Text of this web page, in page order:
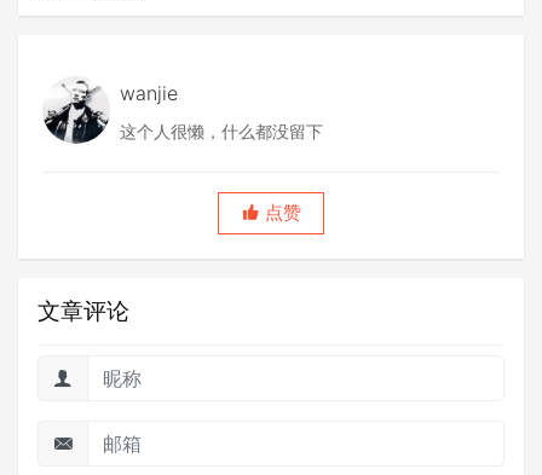
wanjie
这个人很懒，什么都没留下
点赞
文章评论